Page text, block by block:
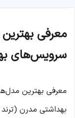
معرفی
سرویس‌های
معرفی بهترین
بهداشتی مدرن (ترند ۲۰۲۶)